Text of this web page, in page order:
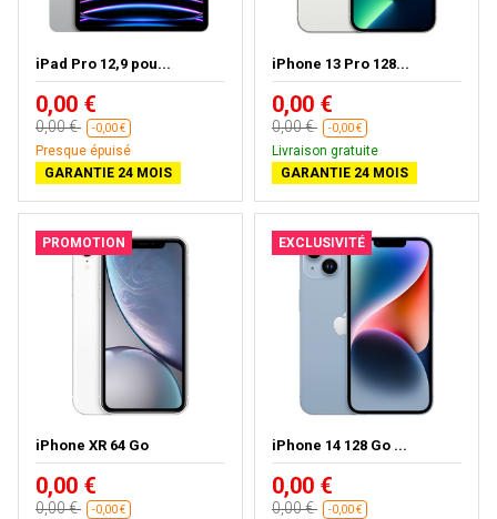
iPad Pro 12,9 pou...
0,00 €
0,00 € -0,00 €
Presque épuisé
GARANTIE 24 MOIS
iPhone 13 Pro 128...
0,00 €
0,00 € -0,00 €
Livraison gratuite
GARANTIE 24 MOIS
PROMOTION
iPhone XR 64 Go
0,00 €
0,00 € -0,00 €
EXCLUSIVITÉ
iPhone 14 128 Go ...
0,00 €
0,00 € -0,00 €